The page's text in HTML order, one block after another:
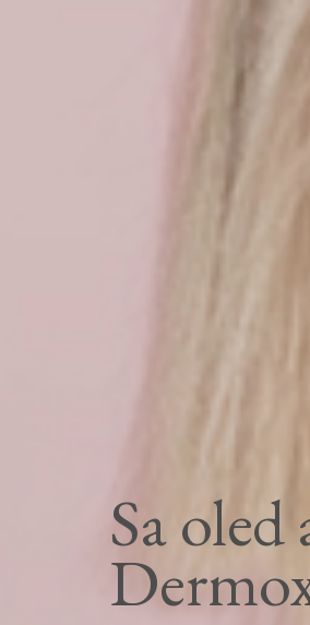
Sa